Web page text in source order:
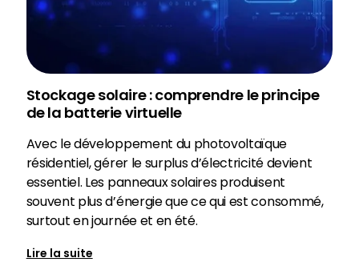
Stockage solaire : comprendre le principe
de la batterie virtuelle
Avec le développement du photovoltaïque
résidentiel, gérer le surplus d’électricité devient
essentiel. Les panneaux solaires produisent
souvent plus d’énergie que ce qui est consommé,
surtout en journée et en été.
Lire la suite